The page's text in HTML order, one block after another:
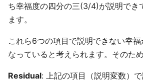
ち幸福度の四分の三(3/4)が説明でき
ます。
これら6つの項目で説明できない幸
なっていると考えられます。そのため
Residual: 上記の項目（説明変数）